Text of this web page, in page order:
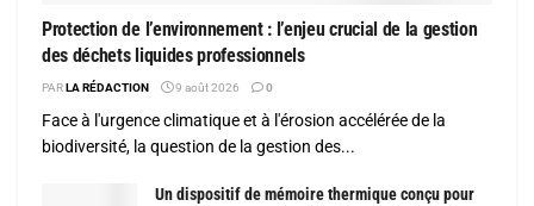
Protection de l’environnement : l’enjeu crucial de la gestion
des déchets liquides professionnels
PAR LA RÉDACTION 9 août 2026 0
Face à l'urgence climatique et à l'érosion accélérée de la
biodiversité, la question de la gestion des...
Un dispositif de mémoire thermique conçu pour